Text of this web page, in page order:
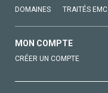
DOMAINES TRAITÉS EMC
MON COMPTE
CRÉER UN COMPTE